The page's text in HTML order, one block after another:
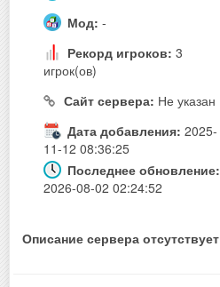
Мод: -
Рекорд игроков: 3
игрок(ов)
Сайт сервера: Не указан
Дата добавления: 2025-
11-12 08:36:25
Последнее обновление:
2026-08-02 02:24:52
Описание сервера отсутствует